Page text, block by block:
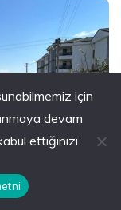
için
devam
ettiğinizi